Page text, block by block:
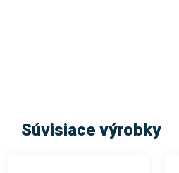
Súvisiace výrobky